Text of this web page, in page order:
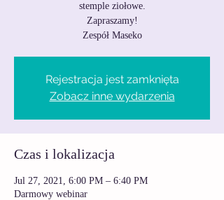
stemple ziołowe.
Zapraszamy!
Zespół Maseko
Rejestracja jest zamknięta
Zobacz inne wydarzenia
Czas i lokalizacja
Jul 27, 2021, 6:00 PM – 6:40 PM
Darmowy webinar